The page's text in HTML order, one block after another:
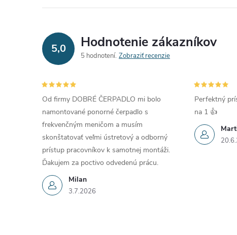
5,0 Hodnotenie zákazníkov
5 hodnotení Zobraziť recenzie
Milan
3.7.2026
Od firmy DOBRÉ ČERPADLO mi bolo
namontované ponorné čerpadlo s
frekvenčným meničom a musím
skonštatovať veľmi ústretový a odborný
prístup pracovníkov k samotnej montáži.
Ďakujem za poctivo odvedenú prácu.
Perfektný
na 1 👍